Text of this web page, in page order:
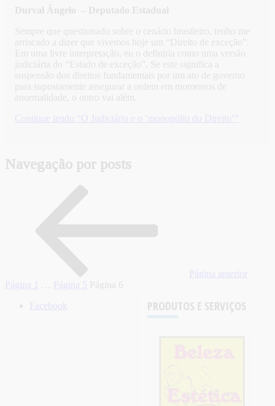
Durval Ângelo – Deputado Estadual
Sempre que questionado sobre o cenário brasileiro, tenho me
arriscado a dizer que vivemos hoje um “Direito de exceção”.
Em uma livre interpretação, eu o definiria como uma versão
judiciária do “Estado de exceção”. Se este significa a
suspensão dos direitos fundamentais por um ato de governo
para supostamente assegurar a ordem em momentos de
anormalidade, o outro vai além.
Continue lendo “O Judiciário e o ‘monopólio do Direito’”
Navegação por posts
Página anterior
Página
Página 5 Página 6
PRODUTOS E SERVIÇOS
Facebook